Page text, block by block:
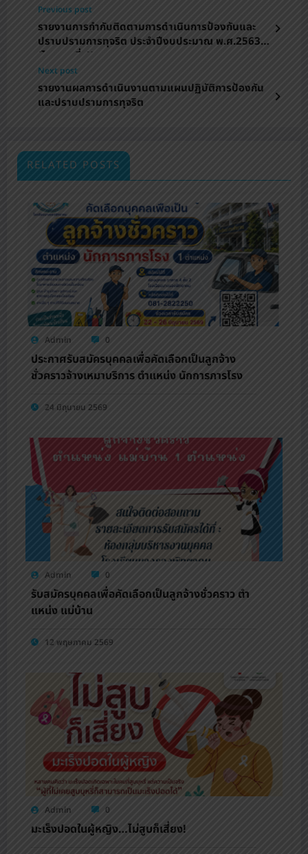
Previous post
รายงานการกำกับติดตามการดำเนินการป้องกันและ
ปราบปรามการทุจริต ประจำปีงบประมาณ พ.ศ.2563
(ไตรมาสที่ 1)
Next post
รายงานผลการดําเนินงานตามแผนปฏิบัติการป้องกัน
และปราบปรามการทุจริต
RELATED POSTS
Admin 0
ประกาศรับสมัครบุคคลเพื่อคัดเลือกเป็นลูกจ้าง
ชั่วคราวจ้างเหมาบริการ ตำแหน่ง นักการภารโรง
24 มิถุนายน 2569
Admin 0
รับสมัครบุคคลเพื่อคัดเลือกเป็นลูกจ้างชั่วคราว ตํา
แหน่ง แม่บ้าน
12 พฤษภาคม 2569
Admin 0
มะเร็งปอดในผู้หญิง…ไม่สูบก็เสี่ยง!